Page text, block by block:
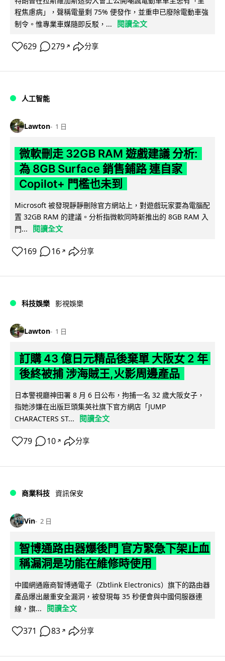
程焦慮病」，聲稱電量剩 75% 便發作，並重申已廢除電動車強
制令。惟專業車媒隨即反駁，...
閱讀全文
629 279 ↗ 分享
人工智能
Lawton 1 日
微軟刪走 32GB RAM 遊戲建議 分析:
為 8GB Surface 銷售鋪路 連自家
Copilot+ 門檻也未到
Microsoft 被發現靜靜刪除官方網站上，對遊戲玩家要為電腦配
置 32GB RAM 的建議。分析指微軟同時新推出的 8GB RAM 入
門...
閱讀全文
169 16 ↗ 分享
科技娛樂 影視娛樂
Lawton 1 日
訂購 43 億日元精品後棄單 大阪女 2 年
後終被捕 涉海賊王,火影周邊產品
日本警視廳神田署 8 月 6 日公布，拘捕一名 32 歲大阪女子，
指她涉嫌在出版巨頭集英社旗下官方網店「JUMP
CHARACTERS ST...
閱讀全文
79 10 ↗ 分享
商業科技 資訊保安
Vin 2 日
智博通路由器爆後門 官方緊急下架止血
稱漏洞是功能在維修時使用
中國網通廠商智博通電子（Zbtlink Electronics）旗下的路由器
產品爆出嚴重安全漏洞，被發現每 35 秒便會與中國伺服器連
線，旗...
閱讀全文
371 83 ↗ 分享